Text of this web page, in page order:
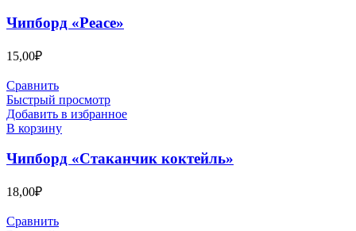
Чипборд «Peace»
15,00₽
Сравнить
Быстрый просмотр
Добавить в избранное
В корзину
Чипборд «Стаканчик коктейль»
18,00₽
Сравнить